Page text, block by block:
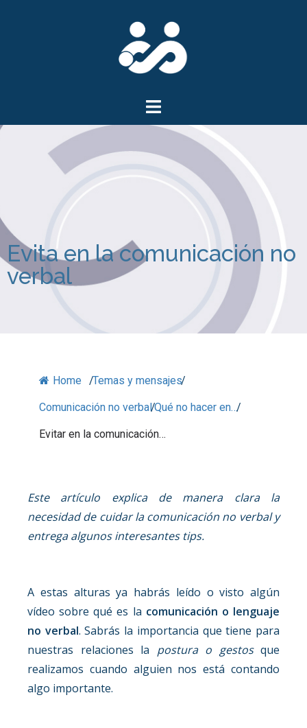
Evita en la comunicación no
verbal
Home /Temas y mensajes/
Comunicación no verbal/Qué no hacer en…/
Evitar en la comunicación…
Este artículo explica de manera clara la
necesidad de cuidar la comunicación no verbal y
entrega algunos interesantes tips.
A estas alturas ya habrás leído o visto algún
vídeo sobre qué es la comunicación o lenguaje
no verbal. Sabrás la importancia que tiene para
nuestras relaciones la postura o gestosque
realizamos cuando alguien nos está contando
algo importante.